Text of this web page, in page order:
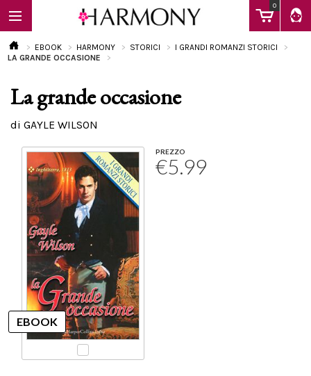
0
EBOOK
Calendario
EBOOK HARMONY STORICI
I GRANDI ROMANZI STORICI
LA GRANDE OCCASIONE
La grande occasione
di GAYLE WILSON
PREZZO
€5.99